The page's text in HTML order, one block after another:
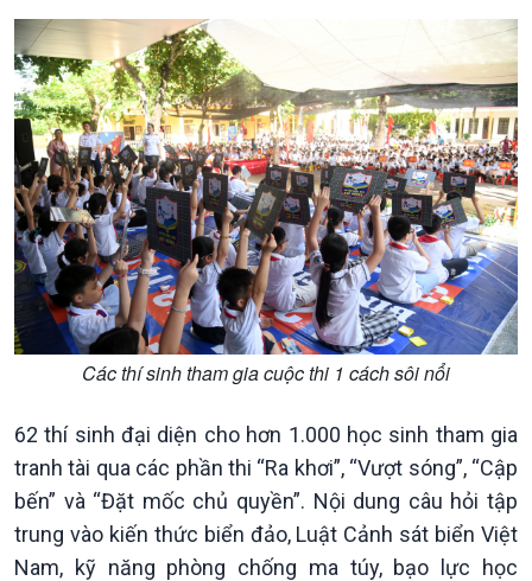
Chính trị
Tin Chính trị
Chính phủ với người dân
Xây dựng đảng
Đảng trong cuộc sống
Nhận diện sự thật
Pháp luật và đời sống
Thế giới
Tin thế giới
Vấn đề quốc tế
Thế giới & Việt Nam
Biên cương - Một dải vững
bền
Các thí sinh tham gia cuộc thi 1 cách sôi nổi
62 thí sinh đại diện cho hơn 1.000 học sinh tham gia
tranh tài qua các phần thi “Ra khơi”, “Vượt sóng”, “Cập
bến” và “Đặt mốc chủ quyền”. Nội dung câu hỏi tập
trung vào kiến thức biển đảo, Luật Cảnh sát biển Việt
Nam, kỹ năng phòng chống ma túy, bạo lực học